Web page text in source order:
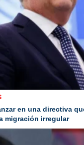
en una directiva
migración irregular